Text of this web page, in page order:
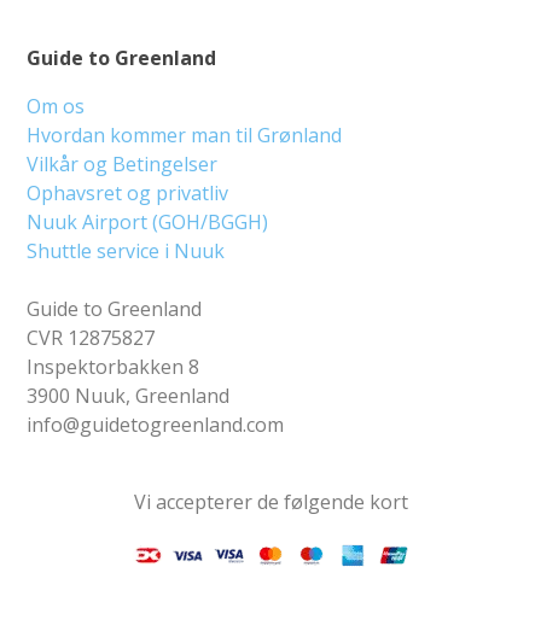
Guide to Greenland
Om os
Hvordan kommer man til Grønland
Vilkår og Betingelser
Ophavsret og privatliv
Nuuk Airport (GOH/BGGH)
Shuttle service i Nuuk
Guide to Greenland
CVR 12875827
Inspektorbakken 8
3900 Nuuk, Greenland
info@guidetogreenland.com
Vi accepterer de følgende kort